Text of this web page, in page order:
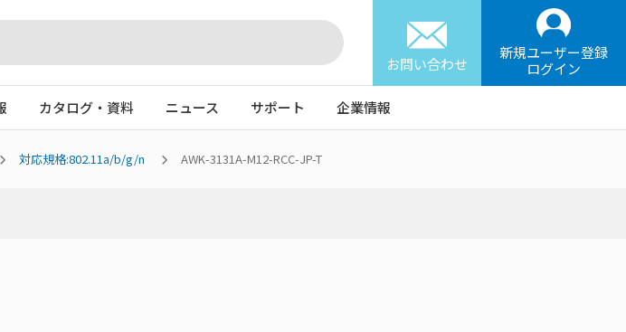
お問い合わせ
新規ユーザー登録
ログイン
カタログ・資料 ニュース サポート 企業情報
対応規格:802.11a/b/g/n AWK-3131A-M12-RCC-JP-T